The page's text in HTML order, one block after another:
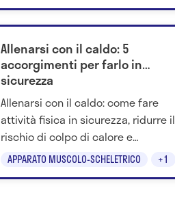
APPARATO MUSCOLO-SCHELETRICO +1
Allenarsi con il caldo: 5
accorgimenti per farlo in
sicurezza
Allenarsi con il caldo: come fare
attività fisica in sicurezza, ridurre il
rischio di colpo di calore e
proteggere l'organismo dalle alte